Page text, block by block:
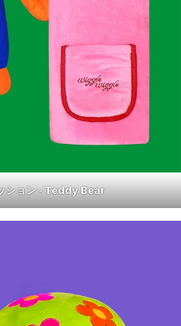
ション ‐ Teddy Bear